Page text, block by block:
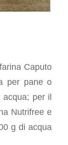
Caputo
per pane o
per il
Nutrifree e
g di acqua